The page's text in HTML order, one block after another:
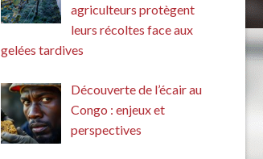
agriculteurs protègent
leurs récoltes face aux
gelées tardives
Découverte de l’écair au
Congo : enjeux et
perspectives